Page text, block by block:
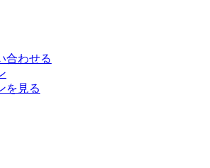
合わせる
を見る